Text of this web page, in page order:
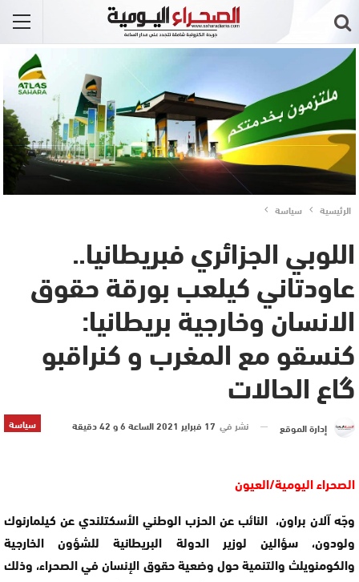
الرئيسية سياسة
اللوبي الجزائري فبريطانيا..
عاودتاني كيلعب بورقة حقوق
الانسان وخارجية بريطانيا:
كنسقو مع المغرب و كنراقبو
گاع الحالات
سياسة إدارة الموقع نشر في 17 فبراير 2021 الساعة 6 و 42 دقيقة
الصحراء اليومية/العيون
وجّه آلان براون، النائب عن الحزب الوطني الأسكتلندي عن كيلمارنوك
ولودون، سؤالين لوزير الدولة البريطانية للشؤون الخارجية
والكومنويلث والتنمية حول وضعية حقوق الإنسان في الصحراء، وذلك